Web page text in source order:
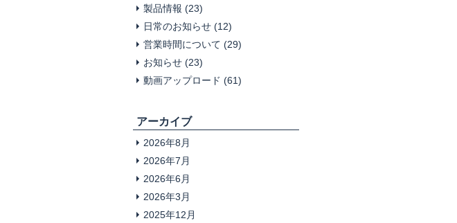
製品情報 (23)
日常のお知らせ (12)
営業時間について (29)
お知らせ (23)
動画アップロード (61)
アーカイブ
2026年8月
2026年7月
2026年6月
2026年3月
2025年12月